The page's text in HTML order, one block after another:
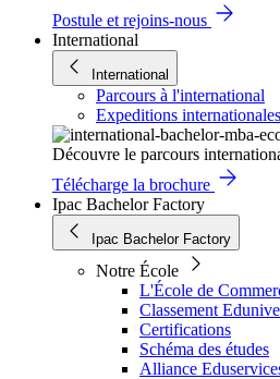
Postule et rejoins-nous
International
International
Parcours à l'international
Expeditions internationales
Découvre le parcours
Télécharge la brochure
Ipac Bachelor Factory
Ipac Bachelor Factory
Notre École
L'École de
Classement
Certifications
Schéma des études
Alliance